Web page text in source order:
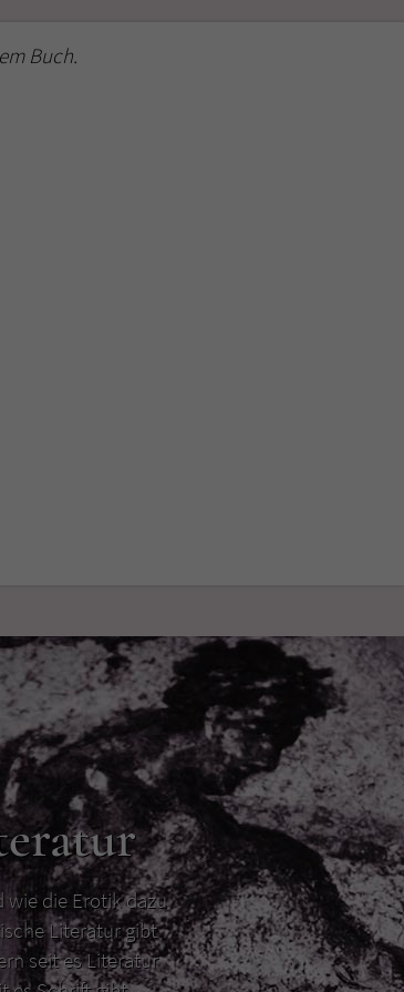
Buch.
wie die Erotik dazu
Literatur gibt
seit es Literatur